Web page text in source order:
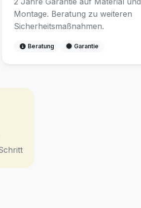
Montage. Beratung zu weiteren
Sicherheitsmaßnahmen.
Beratung Garantie